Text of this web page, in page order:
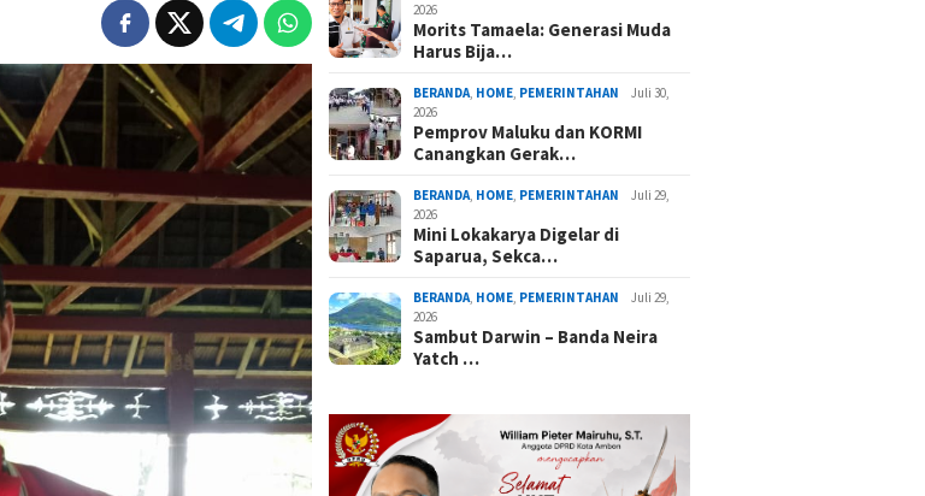
2026
Morits Tamaela: Generasi Muda
Harus Bija…
BERANDA, HOME, PEMERINTAHAN
Juli 30,
2026
Pemprov Maluku dan KORMI
Canangkan Gerak…
BERANDA, HOME, PEMERINTAHAN
Juli 29,
2026
Mini Lokakarya Digelar di
Saparua, Sekca…
BERANDA, HOME, PEMERINTAHAN
Juli 29,
2026
Sambut Darwin – Banda Neira
Yatch …